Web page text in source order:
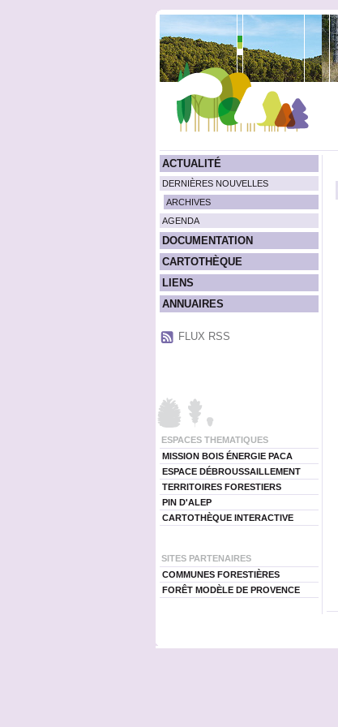
ACTUALITÉ
DERNIÈRES NOUVELLES
ARCHIVES
AGENDA
DOCUMENTATION
CARTOTHÈQUE
LIENS
ANNUAIRES
FLUX RSS
ESPACES THEMATIQUES
MISSION BOIS ÉNERGIE PACA
ESPACE DÉBROUSSAILLEMENT
TERRITOIRES FORESTIERS
PIN D'ALEP
CARTOTHÈQUE INTERACTIVE
SITES PARTENAIRES
COMMUNES FORESTIÈRES
FORÊT MODÈLE DE PROVENCE